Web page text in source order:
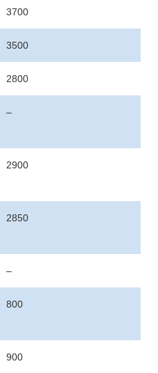
3700
3500
2800
–
2900
2850
–
800
900